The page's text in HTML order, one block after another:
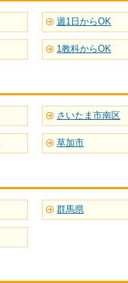
週1日からOK
1教科からOK
さいたま市南区
草加市
群馬県